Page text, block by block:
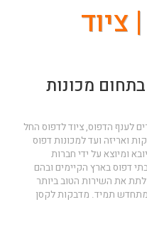
ציוד
מכונות
לענף הדפוס, ציוד לדפוס החל
ואריזה ועד למכונות דפוס
ומיוצא על ידי חברות
דפוס בארץ הקיימים ובהם
את השירות הטוב ביותר
מתחדש תמיד. מדבקות לקסן